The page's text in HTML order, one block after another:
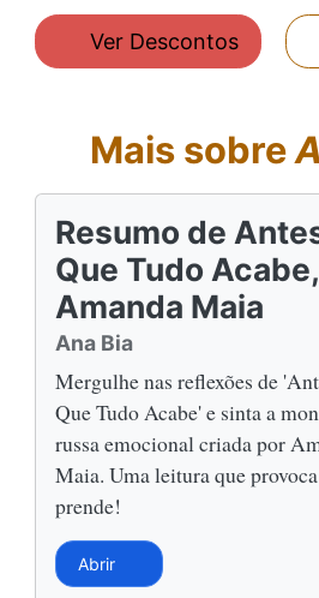
Ver Descontos
Mais sobre
Resumo de
Que Tudo
Amanda Maia
Ana Bia
Mergulhe nas reflexões de
Que Tudo Acabe' e sinta a
russa emocional criada por
Maia. Uma leitura que
prende!
Abrir